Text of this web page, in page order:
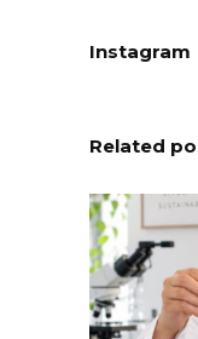
Instagram
Related